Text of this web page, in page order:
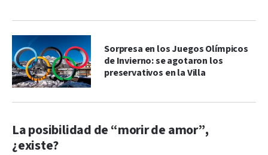
Sorpresa en los Juegos Olímpicos
de Invierno: se agotaron los
preservativos en la Villa
La posibilidad de “morir de amor”,
¿existe?